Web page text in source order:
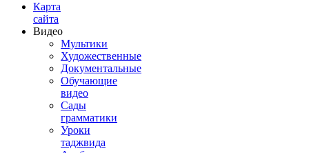
Карта
сайта
Видео
Мультики
Художественные
Документальные
Обучающие
видео
Сады
грамматики
Уроки
таджвида